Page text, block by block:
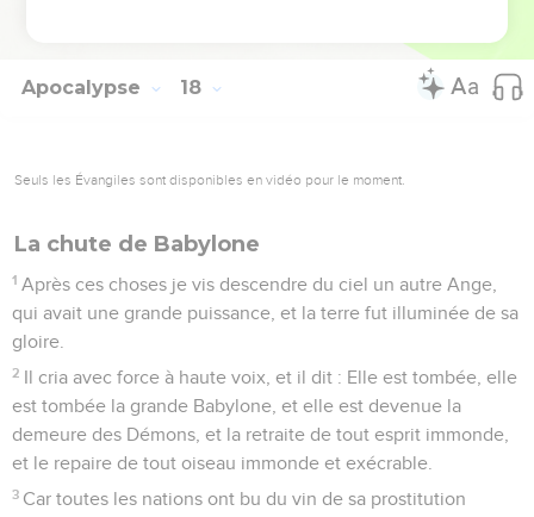
Apocalypse 18
Seuls les Évangiles sont disponibles en vidéo pour le moment.
La chute de Babylone
1 Après ces choses je vis descendre du ciel un autre Ange,
qui avait une grande puissance, et la terre fut illuminée de sa
gloire.
2 Il cria avec force à haute voix, et il dit : Elle est tombée, elle
est tombée la grande Babylone, et elle est devenue la
demeure des Démons, et la retraite de tout esprit immonde,
et le repaire de tout oiseau immonde et exécrable.
3 Car toutes les nations ont bu du vin de sa prostitution